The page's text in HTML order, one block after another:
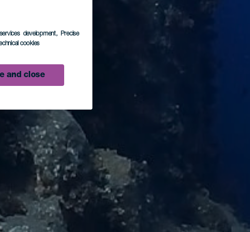
development, Precise
cookies
and close